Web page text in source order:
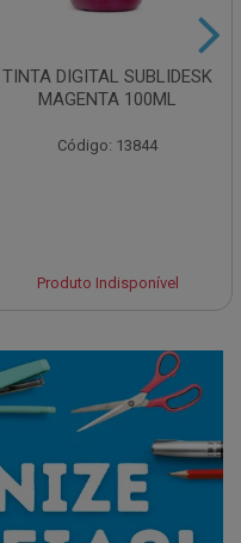
TINTA DIGITAL SUBLIDESK
MAGENTA 100ML
Código: 13844
Produto Indisponível